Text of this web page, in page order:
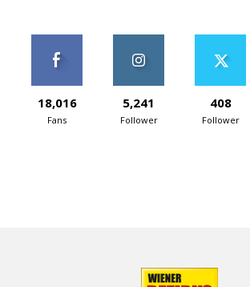
18,016
Fans
5,241
Follower
408
Follower